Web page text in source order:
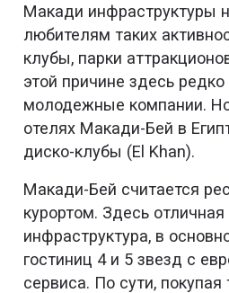
Макади инфраструктуры
любителям таких
клубы, парки
этой причине здесь
молодежные компании.
отелях Макади-Бей в
диско-клубы (El Khan).
Макади-Бей считается
курортом. Здесь отличная
инфраструктура, в
гостиниц 4 и 5 звезд с
сервиса. По сути,